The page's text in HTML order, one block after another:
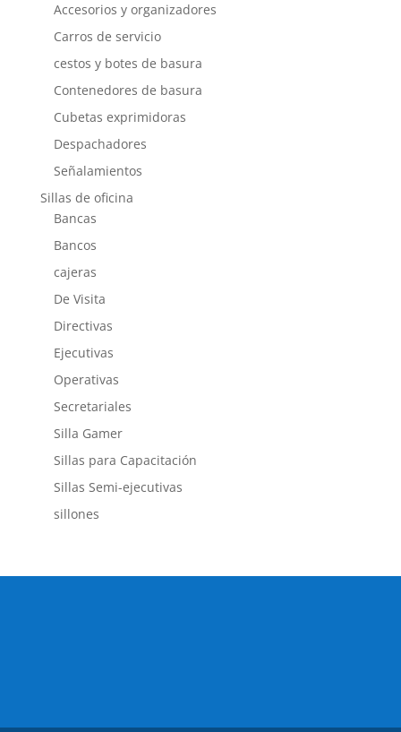
Accesorios y organizadores
Carros de servicio
cestos y botes de basura
Contenedores de basura
Cubetas exprimidoras
Despachadores
Señalamientos
Sillas de oficina
Bancas
Bancos
cajeras
De Visita
Directivas
Ejecutivas
Operativas
Secretariales
Silla Gamer
Sillas para Capacitación
Sillas Semi-ejecutivas
sillones